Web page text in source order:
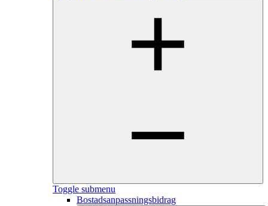
Toggle submenu
Bostadsanpassningsbidrag